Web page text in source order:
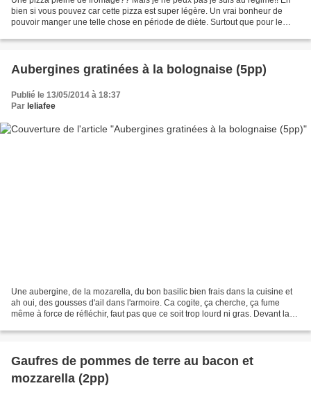
bien si vous pouvez car cette pizza est super légère. Un vrai bonheur de
pouvoir manger une telle chose en période de diète. Surtout que pour le
Aubergines gratinées à la bolognaise (5pp)
Publié le 13/05/2014 à 18:37
Par leliafee
Une aubergine, de la mozarella, du bon basilic bien frais dans la cuisine et
ah oui, des gousses d'ail dans l'armoire. Ca cogite, ça cherche, ça fume
même à force de réfléchir, faut pas que ce soit trop lourd ni gras. Devant la
Gaufres de pommes de terre au bacon et
mozzarella (2pp)